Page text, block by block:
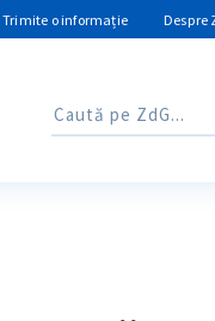
Trimite o informație Despre